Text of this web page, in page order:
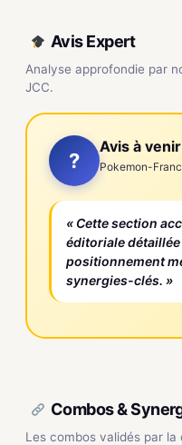
Avis Expert
Analyse approfondie par
JCC.
?
Avis à venir
Pokemon-
« Cette section
éditoriale détaillée
positionnement
synergies-clés. »
Combos &
Les combos validés par